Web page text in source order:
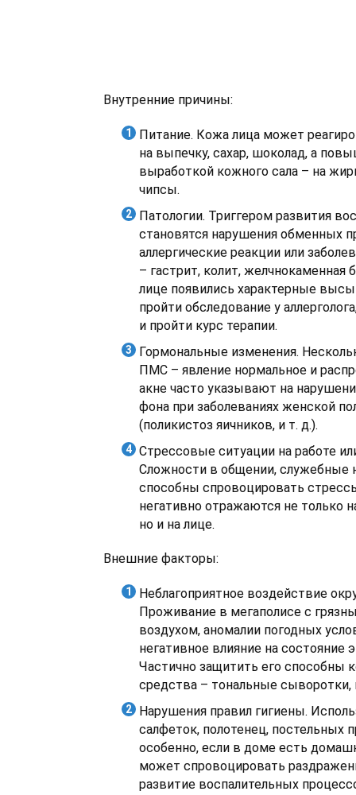
Внутренние причины:
Питание. Кожа лица может
на выпечку, сахар, шоколад, а
выработкой кожного сала – на
чипсы.
Патологии. Триггером развития
становятся нарушения обменных
аллергические реакции или
– гастрит, колит, желчнокаменная
лице появились характерные
пройти обследование у
и пройти курс терапии.
Гормональные изменения.
ПМС – явление нормальное и
акне часто указывают на
фона при заболеваниях женской
(поликистоз яичников, и т. д.).
Стрессовые ситуации на работе
Сложности в общении, служебные
способны спровоцировать
негативно отражаются не только
но и на лице.
Внешние факторы:
Неблагоприятное воздействие
Проживание в мегаполисе с
воздухом, аномалии погодных
негативное влияние на состояние
Частично защитить его способны
средства – тональные
Нарушения правил гигиены.
салфеток, полотенец, постельных
особенно, если в доме есть
может спровоцировать
развитие воспалительных